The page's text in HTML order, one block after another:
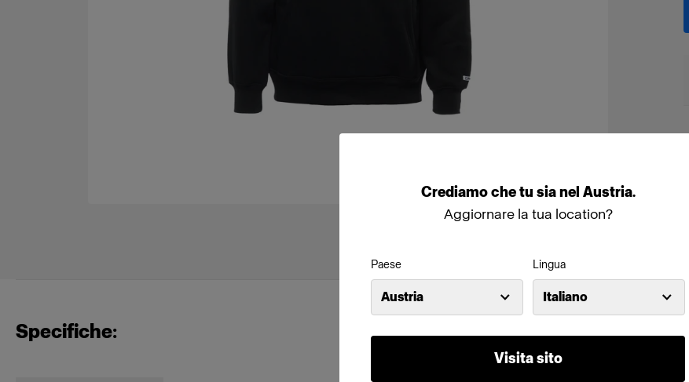
Crediamochetu sianel Austria.
Aggiornare la tua location?
Paese
Austria
Lingua
Italiano
Visita sito
Specifiche: